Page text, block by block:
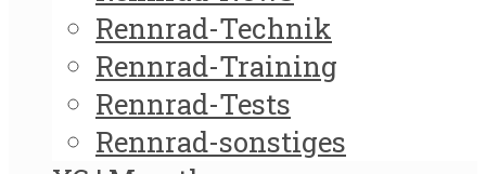
Rennrad-Technik
Rennrad-Training
Rennrad-Tests
Rennrad-sonstiges